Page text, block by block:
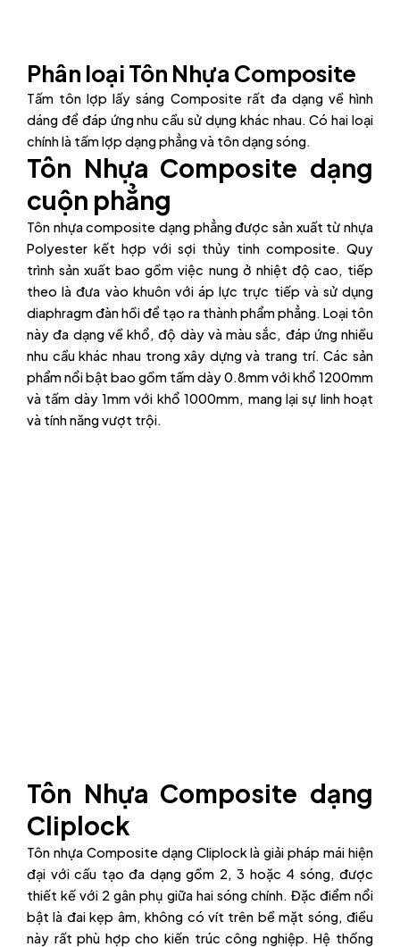
Phân loại Tôn Nhựa Composite
Tấm tôn lợp lấy sáng Composite rất đa dạng về hình
dáng để đáp ứng nhu cầu sử dụng khác nhau. Có hai loại
chính là tấm lợp dạng phẳng và tôn dạng sóng.
Tôn Nhựa Composite dạng
cuộn phẳng
Tôn nhựa composite dạng phẳng được sản xuất từ nhựa
Polyester kết hợp với sợi thủy tinh composite. Quy
trình sản xuất bao gồm việc nung ở nhiệt độ cao, tiếp
theo là đưa vào khuôn với áp lực trực tiếp và sử dụng
diaphragm đàn hồi để tạo ra thành phẩm phẳng. Loại tôn
này đa dạng về khổ, độ dày và màu sắc, đáp ứng nhiều
nhu cầu khác nhau trong xây dựng và trang trí. Các sản
phẩm nổi bật bao gồm tấm dày 0.8mm với khổ 1200mm
và tấm dày 1mm với khổ 1000mm, mang lại sự linh hoạt
và tính năng vượt trội.
Tôn Nhựa Composite dạng
Cliplock
Tôn nhựa Composite dạng Cliplock là giải pháp mái hiện
đại với cấu tạo đa dạng gồm 2, 3 hoặc 4 sóng, được
thiết kế với 2 gân phụ giữa hai sóng chính. Đặc điểm nổi
bật là đai kẹp âm, không có vít trên bề mặt sóng, điều
này rất phù hợp cho kiến trúc công nghiệp. Hệ thống